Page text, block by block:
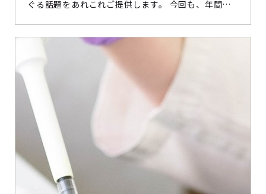
ぐる話題をあれこれご提供します。 今回も、年間
担当が登場。「海外在住でも登録できる？」など、登
録面談でよく聞かれる質問にまとめてお答えします。